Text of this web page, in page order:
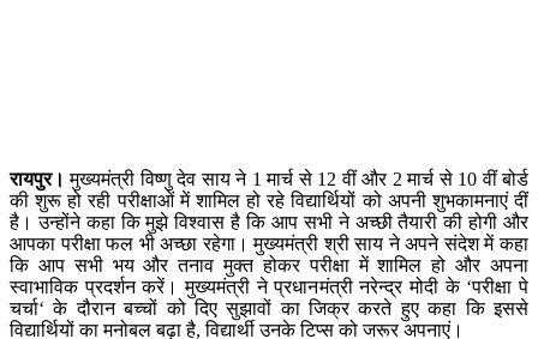
रायपुर। मुख्यमंत्री विष्णु देव साय ने 1 मार्च से 12 वीं और 2 मार्च से 10 वीं बोर्ड
की शुरू हो रही परीक्षाओं में शामिल हो रहे विद्यार्थियों को अपनी शुभकामनाएं दीं
है। उन्होंने कहा कि मुझे विश्वास है कि आप सभी ने अच्छी तैयारी की होगी और
आपका परीक्षा फल भी अच्छा रहेगा। मुख्यमंत्री श्री साय ने अपने संदेश में कहा
कि आप सभी भय और तनाव मुक्त होकर परीक्षा में शामिल हो और अपना
स्वाभाविक प्रदर्शन करें। मुख्यमंत्री ने प्रधानमंत्री नरेन्द्र मोदी के ‘परीक्षा पे
चर्चा‘ के दौरान बच्चों को दिए सुझावों का जिक्र करते हुए कहा कि इससे
विद्यार्थियों का मनोबल बढ़ा है, विद्यार्थी उनके टिप्स को जरूर अपनाएं।